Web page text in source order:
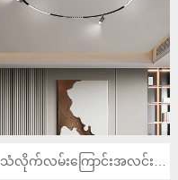
သံလိုက်လမ်းကြောင်းအလင်း